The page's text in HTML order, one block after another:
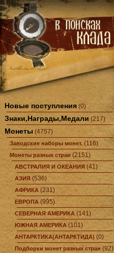
Новые поступления (0)
Знаки,Награды,Медали (217)
Монеты (4757)
Заводские наборы монет. (116)
Монеты разных стран (2151)
АВСТРАЛИЯ И ОКЕАНИЯ (41)
АЗИЯ (536)
АФРИКА (231)
ЕВРОПА (995)
СЕВЕРНАЯ АМЕРИКА (141)
ЮЖНАЯ АМЕРИКА (101)
АНТАРКТИКА(АНТАРКТИДА) (0)
Подборки монет разных стран (92)